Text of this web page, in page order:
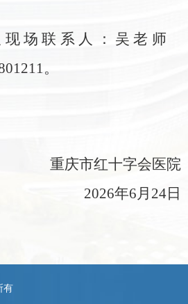
现场联系人：吴老师
。
重庆市红十字会医院
2026年6月 24日
有